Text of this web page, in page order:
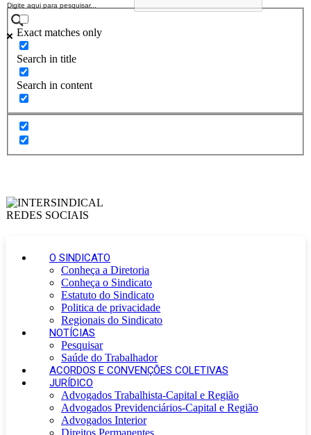
Exact matches only
Search in title
Search in content
O SINDICATO
Conheça a Diretoria
Conheça o Sindicato
Estatuto do Sindicato
Politica de privacidade
Regionais do Sindicato
NOTÍCIAS
Pesquisar
Saúde do Trabalhador
ACORDOS E CONVENÇÕES COLETIVAS
JURÍDICO
Advogados Trabalhista-Capital e Região
Advogados Previdenciários-Capital e Região
Advogados Interior
Direitos Permanentes